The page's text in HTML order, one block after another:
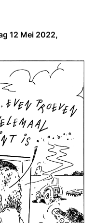
12 Mei 2022,